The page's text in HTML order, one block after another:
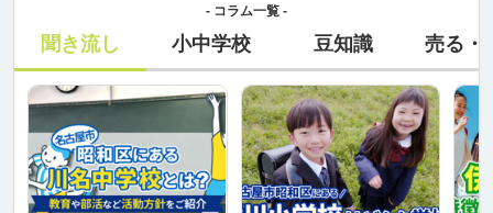
- コラム一覧 -
聞き流し 小中学校 豆知識 売る・